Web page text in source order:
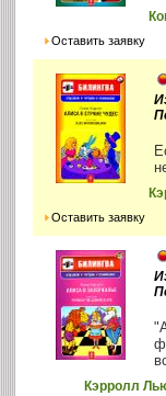
Оставить заявку
Оставить заявку
Кэрролл